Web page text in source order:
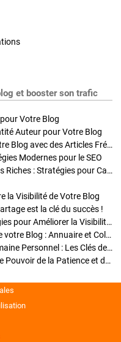
et booster son trafic
Votre Blog
Auteur pour Votre Blog
Stratégies de Publication : Boostez Votre Blog avec des Articles Fréquents et Exclusifs
Modernes pour le SEO
Enrichir Vos Articles avec des Contenus Riches : Stratégies pour Captiver et Optimiser
la Visibilité de Votre Blog
est la clé du succès !
Optimisation SEO des Articles : Stratégies pour Améliorer la Visibilité de Votre Blog
Stratégies pour améliorer la visibilité de votre Blog : Annuaire et Collaborations
Pourquoi Investir dans un Nom de Domaine Personnel : Les Clés de la Réussite de Votre Blog
Comment Faire Émerger Votre Blog : Le Pouvoir de la Patience et de la Persévérance